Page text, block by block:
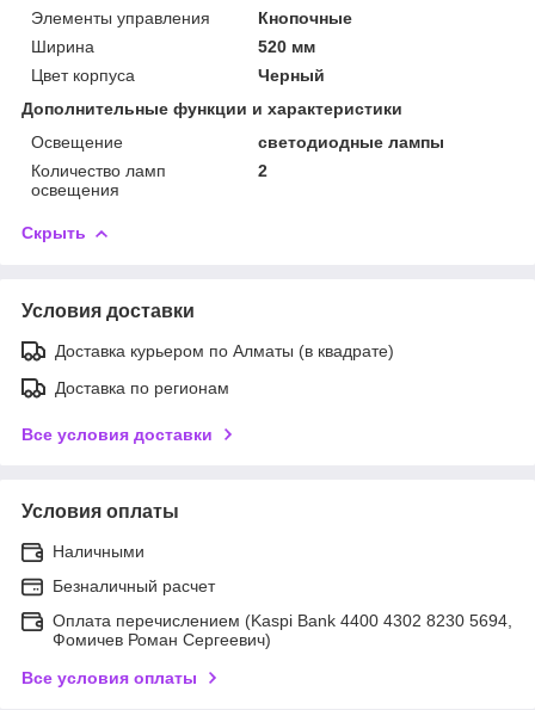
Элементы управления
Кнопочные
Ширина
520 мм
Цвет корпуса
Черный
Дополнительные функции и характеристики
Освещение
светодиодные лампы
Количество ламп
освещения
2
Скрыть
Условия доставки
Доставка курьером по Алматы (в квадрате)
Доставка по регионам
Все условия доставки
Условия оплаты
Наличными
Безналичный расчет
Оплата перечислением (Kaspi Bank 4400 4302 8230 5694,
Фомичев Роман Сергеевич)
Все условия оплаты